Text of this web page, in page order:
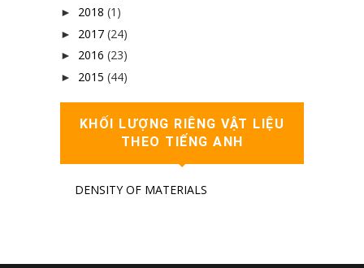
► 2018 (1)
► 2017 (24)
► 2016 (23)
► 2015 (44)
KHỐI LƯỢNG RIÊNG VẬT LIỆU
THEO TIẾNG ANH
DENSITY OF MATERIALS